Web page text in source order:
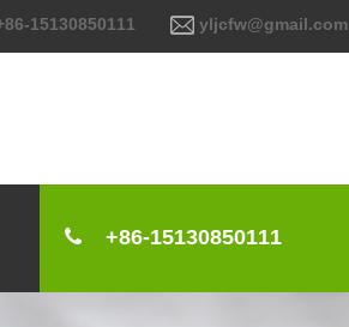
15130850111 yljcfw@gmail.com
+86-15130850111